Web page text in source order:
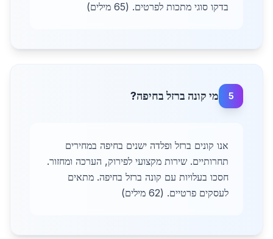
בדקו סוגי מתכות לפרטים. (65 מילים)
5 מי קונה ברזל בחיפה?
אנו קונים ברזל ופלדה ישנים בחיפה במחירים
תחרותיים. שירות מקצועי לפירוק, הערכה ומחזור.
חסכו בעלויות עם קונה ברזל בחיפה. מתאים
לעסקים פרטיים. (62 מילים)